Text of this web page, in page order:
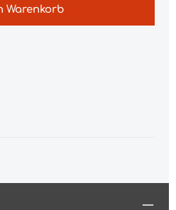
Warenkorb